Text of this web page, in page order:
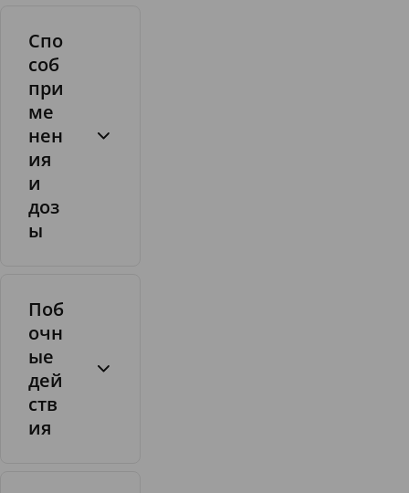
4
-
и
х
л
о
б
е
о
в
ы
й
с
п
и
Спо
соб
при
ме
нен
ия
и
доз
ы
Поб
очн
ые
дей
ств
ия